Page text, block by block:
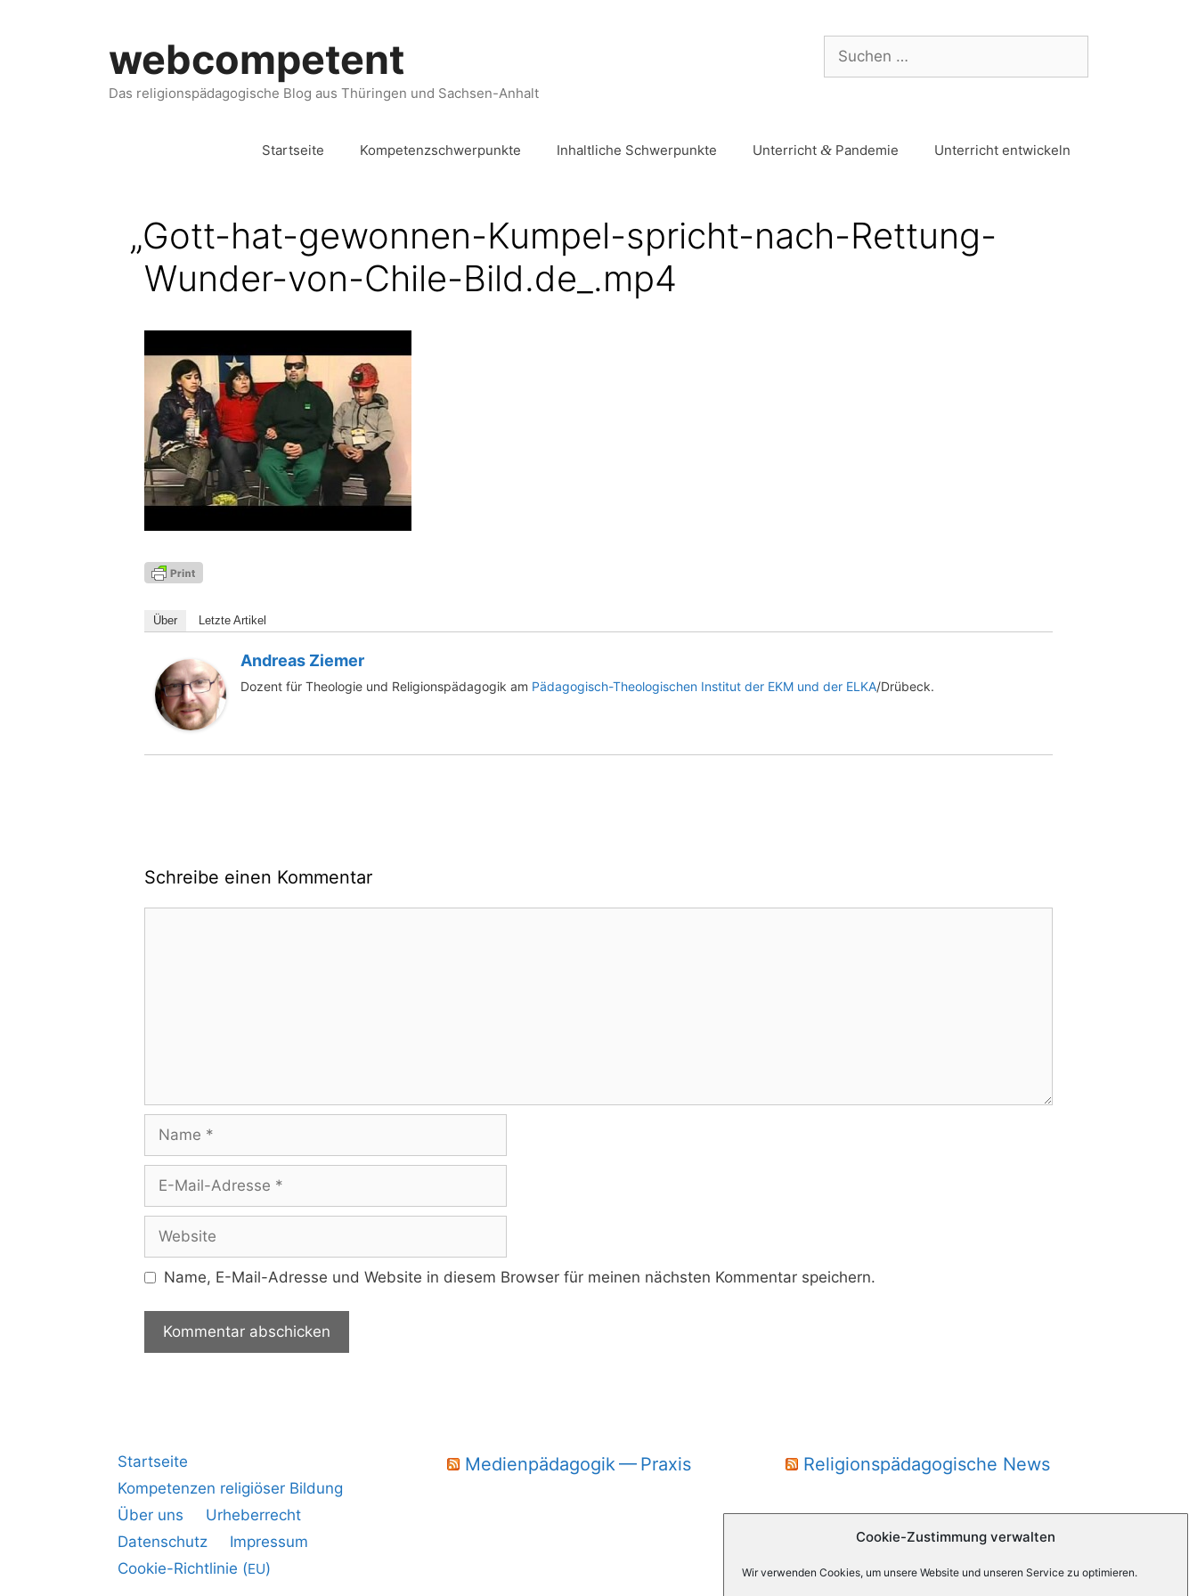
Cookie-Zustimmung verwalten
Wir verwenden Cookies, um unsere Website und unseren Service zu optimieren.
webcompetent
Das religionspädagogische Blog aus Thüringen und Sachsen-Anhalt
Startseite Kompetenzschwerpunkte Inhaltliche Schwerpunkte Unterricht & Pandemie Unterricht entwickeln
„Gott-hat-gewonnen-Kumpel-spricht-nach-Rettung-
Wunder-von-Chile-Bild.de_.mp4
Über Letz­te Artikel
Andreas Ziemer
Dozent für Theologie und Religionspädagogik am Pädagogisch-Theologischen Institut der EKM und der ELKA/Drübeck.
Schreibe einen Kommentar
Name, E-Mail-Adresse und Website in diesem Browser für meinen nächsten Kommentar speichern.
Startseite
Kompetenzen religiöser Bildung
Über uns
Urheberrecht
Datenschutz
Impressum
Cookie-Richtlinie (EU)
Medienpädagogik — Praxis Religionspädagogische News